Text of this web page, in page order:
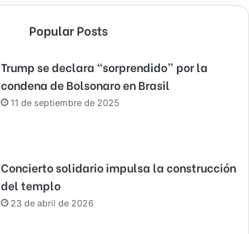
Popular Posts
Trump se declara “sorprendido” por la
condena de Bolsonaro en Brasil
11 de septiembre de 2025
Concierto solidario impulsa la construcción
del templo
23 de abril de 2026